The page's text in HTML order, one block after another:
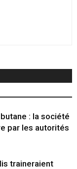
: la société
par les autorités
traineraient